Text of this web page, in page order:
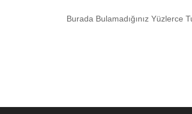
Burada Bulamadığınız Yüzlerce